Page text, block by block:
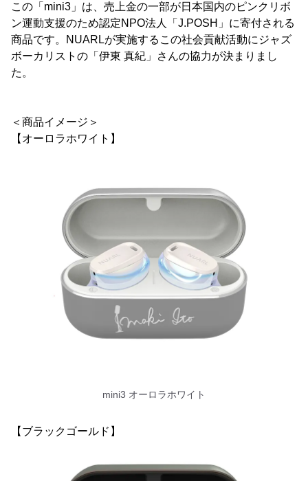
この「mini3」は、売上金の一部が日本国内のピンクリボ
ン運動支援のため認定NPO法人「J.POSH」に寄付される
商品です。NUARLが実施するこの社会貢献活動にジャズ
ボーカリストの「伊東 真紀」さんの協力が決まりまし
た。
＜商品イメージ＞
【オーロラホワイト】
mini3 オーロラホワイト
【ブラックゴールド】